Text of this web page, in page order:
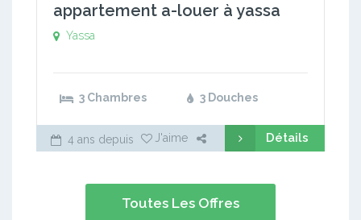
appartement a-louer à yassa
Yassa
3 Chambres 3 Douches
4 ans depuis J'aime Détails
Toutes Les Offres